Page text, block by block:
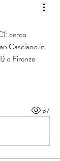
cerco
Casciano in
o Firenze
37